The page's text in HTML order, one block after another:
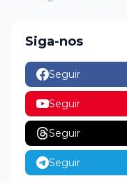
Siga-nos
Seguir
Seguir
Seguir
Seguir